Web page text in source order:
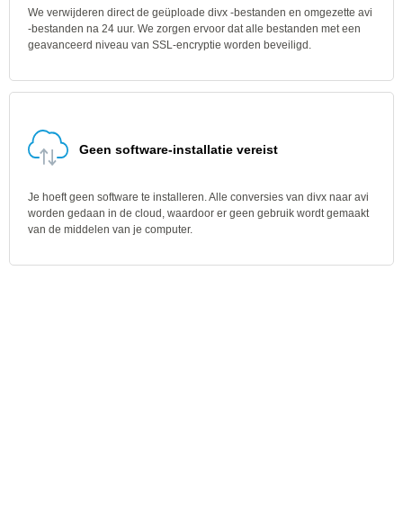
We verwijderen direct de geüploade divx -bestanden en omgezette avi
-bestanden na 24 uur. We zorgen ervoor dat alle bestanden met een
geavanceerd niveau van SSL-encryptie worden beveiligd.
Geen software-installatie vereist
Je hoeft geen software te installeren. Alle conversies van divx naar avi
worden gedaan in de cloud, waardoor er geen gebruik wordt gemaakt
van de middelen van je computer.